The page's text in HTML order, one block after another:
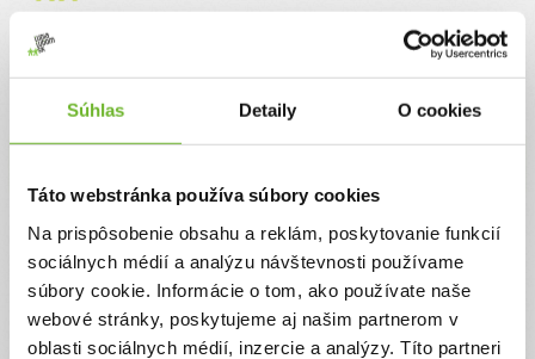
Súhlas Detaily O cookies
Táto webstránka používa súbory cookies
Na prispôsobenie obsahu a reklám, poskytovanie funkcií
sociálnych médií a analýzu návštevnosti používame
súbory cookie. Informácie o tom, ako používate naše
webové stránky, poskytujeme aj našim partnerom v
oblasti sociálnych médií, inzercie a analýzy. Títo partneri
Kontaktné údaje
V prípade akýchkoľvek otázok nás neváhajte kontaktovať
emailom, alebo telefonicky.
ĽUDIA ĽUĎOM, n. o.